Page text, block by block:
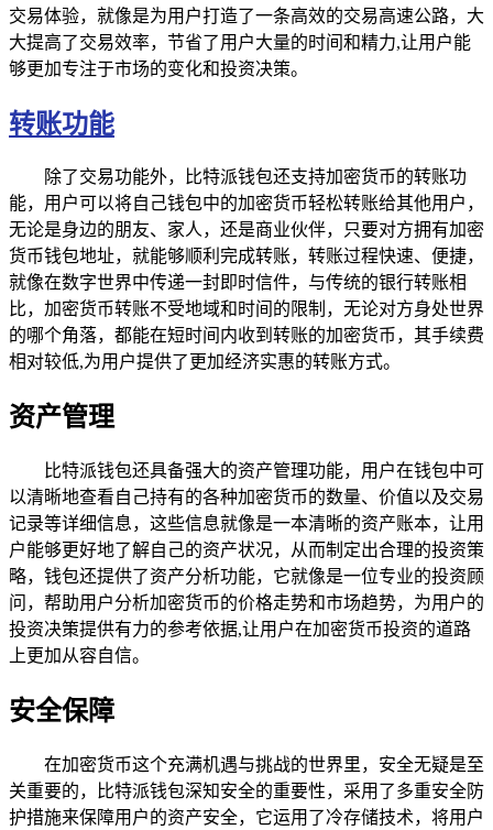
交易体验，就像是为用户打造了一条高效的交易高速公路，大
大提高了交易效率，节省了用户大量的时间和精力,让用户能
够更加专注于市场的变化和投资决策。
转账功能
除了交易功能外，比特派钱包还支持加密货币的转账功
能，用户可以将自己钱包中的加密货币轻松转账给其他用户，
无论是身边的朋友、家人，还是商业伙伴，只要对方拥有加密
货币钱包地址，就能够顺利完成转账，转账过程快速、便捷，
就像在数字世界中传递一封即时信件，与传统的银行转账相
比，加密货币转账不受地域和时间的限制，无论对方身处世界
的哪个角落，都能在短时间内收到转账的加密货币，其手续费
相对较低,为用户提供了更加经济实惠的转账方式。
资产管理
比特派钱包还具备强大的资产管理功能，用户在钱包中可
以清晰地查看自己持有的各种加密货币的数量、价值以及交易
记录等详细信息，这些信息就像是一本清晰的资产账本，让用
户能够更好地了解自己的资产状况，从而制定出合理的投资策
略，钱包还提供了资产分析功能，它就像是一位专业的投资顾
问，帮助用户分析加密货币的价格走势和市场趋势，为用户的
投资决策提供有力的参考依据,让用户在加密货币投资的道路
上更加从容自信。
安全保障
在加密货币这个充满机遇与挑战的世界里，安全无疑是至
关重要的，比特派钱包深知安全的重要性，采用了多重安全防
护措施来保障用户的资产安全，它运用了冷存储技术，将用户